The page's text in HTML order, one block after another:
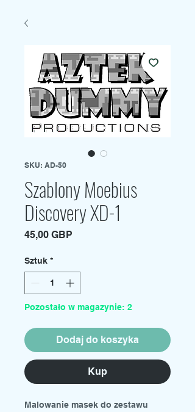
SKU: AD-50
Szablony Moebius
Discovery XD-1
45,00 GBP
Sztuk *
Pozostało w magazynie: 2
Dodaj do koszyka
Kup
Malowanie masek do zestawu